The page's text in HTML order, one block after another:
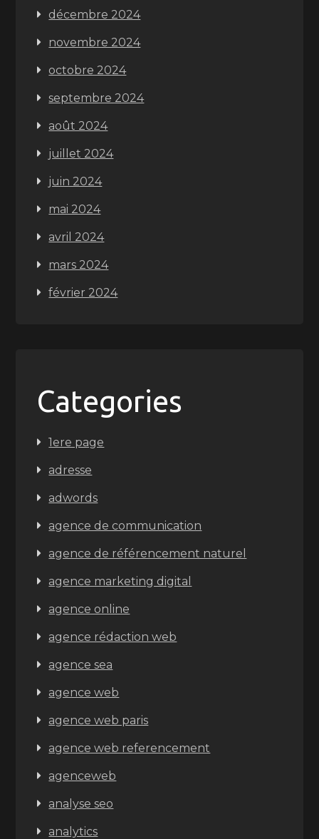
décembre 2024
novembre 2024
octobre 2024
septembre 2024
août 2024
juillet 2024
juin 2024
mai 2024
avril 2024
mars 2024
février 2024
Categories
1ere page
adresse
adwords
agence de communication
agence de référencement naturel
agence marketing digital
agence online
agence rédaction web
agence sea
agence web
agence web paris
agence web referencement
agenceweb
analyse seo
analytics